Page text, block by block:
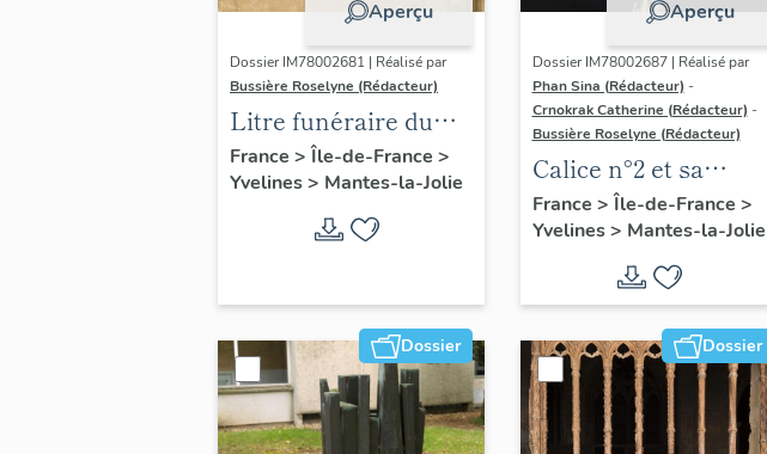
Aperçu
Dossier IM78002681 | Réalisé par
Bussière Roselyne (Rédacteur)
Litre funéraire du
prince de Conti
France > Île-de-France >
Yvelines> Mantes-la-Jolie
Aperçu
Dossier IM78002687 | Réalisé par
Phan Sina (Rédacteur) -
Crnokrak Catherine (Rédacteur) -
Bussière Roselyne (Rédacteur)
Calice n°2 et sa
patène
France > Île-de-France >
Yvelines> Mantes-la-Jolie
Dossier Dossier